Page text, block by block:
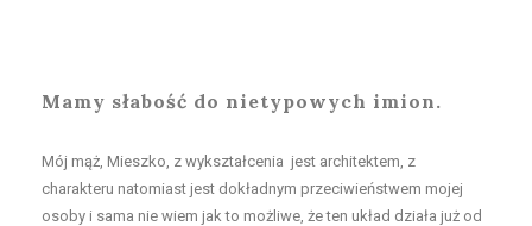
Mamy słabość do nietypowych imion.
Mój mąż, Mieszko, z wykształcenia jest architektem, z
charakteru natomiast jest dokładnym przeciwieństwem mojej
osoby i sama nie wiem jak to możliwe, że ten układ działa już od